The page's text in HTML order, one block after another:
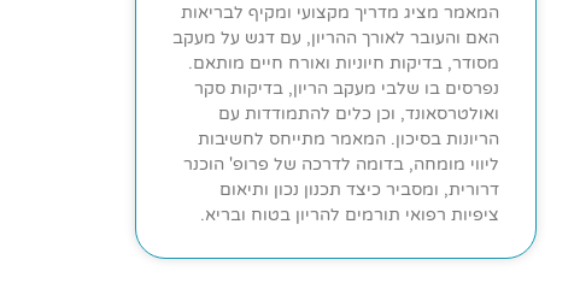
המאמר מציג מדריך מקצועי ומקיף לבריאות
האם והעובר לאורך ההריון, עם דגש על מעקב
מסודר, בדיקות חיוניות ואורח חיים מותאם.
נפרסים בו שלבי מעקב הריון, בדיקות סקר
ואולטרסאונד, וכן כלים להתמודדות עם
הריונות בסיכון. המאמר מתייחס לחשיבות
ליווי מומחה, בדומה לדרכה של פרופ' הוכנר
דרורית, ומסביר כיצד תכנון נכון ותיאום
ציפיות רפואי תורמים להריון בטוח ובריא.